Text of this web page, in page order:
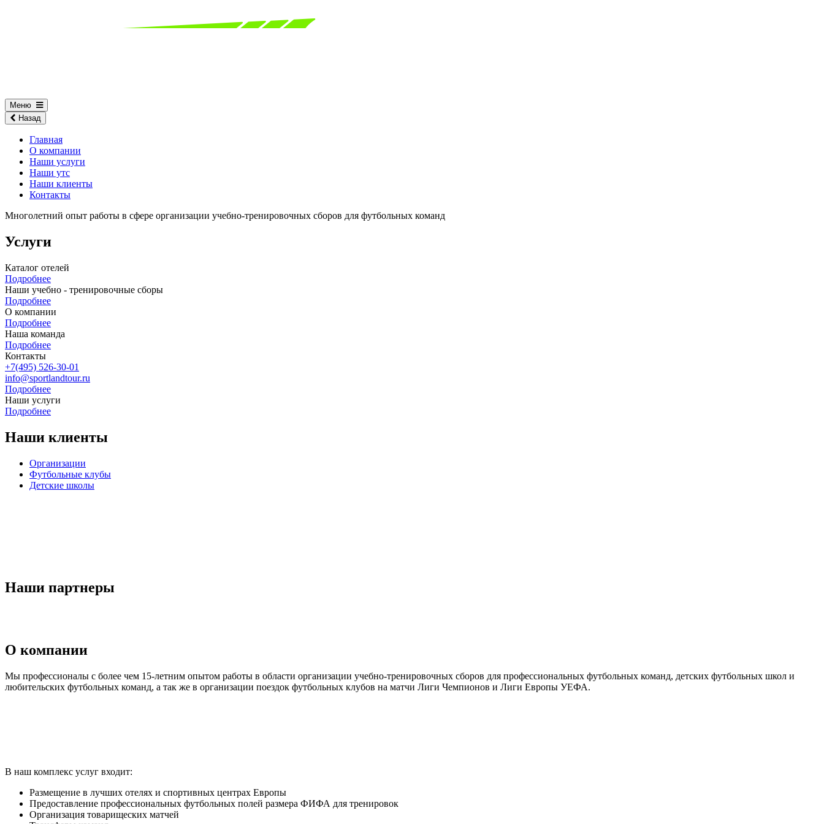
Меню
Назад
Главная
О компании
Наши услуги
Наши утс
Наши клиенты
Контакты
Многолетний опыт работы в сфере организации учебно-тренировочных сборов для футбольных команд
Услуги
Каталог отелей
Подробнее
Наши учебно - тренировочные сборы
Подробнее
О компании
Подробнее
Наша команда
Подробнее
Контакты
+7(495) 526-30-01
info@sportlandtour.ru
Подробнее
Наши услуги
Подробнее
Наши клиенты
Организации
Футбольные клубы
Детские школы
Наши партнеры
О компании
Мы профессионалы с более чем 15-летним опытом работы в области организации учебно-тренировочных сборов для профессиональных футбольных команд, детских футбольных школ и
любительских футбольных команд, а так же в организации поездок футбольных клубов на матчи Лиги Чемпионов и Лиги Европы УЕФА.
В наш комплекс услуг входит:
Размещение в лучших отелях и спортивных центрах Европы
Предоставление профессиональных футбольных полей размера ФИФА для тренировок
Организация товарищеских матчей